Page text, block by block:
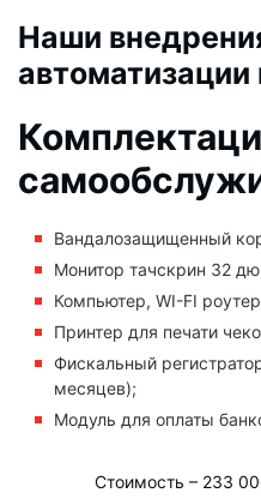
Наши
Вандалозащищенный
Монитор тачскрин 32
Компьютер, WI-FI
Принтер для печати
Фискальный
месяцев);
Модуль для оплаты
Стоимость – 233